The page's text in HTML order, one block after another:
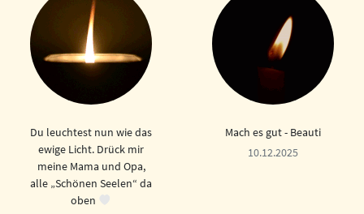
Du leuchtest nun wie das
ewige Licht. Drück mir
meine Mama und Opa,
alle „Schönen Seelen“ da
oben
Mach es gut - Beauti
10.12.2025